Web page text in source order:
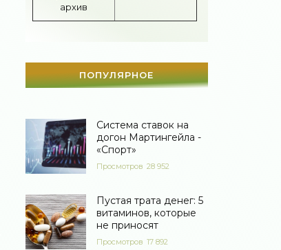
Новости звезд
Свадьба (466)
Сонник (3381)
Увлечения
Мир женщины
архив
ПОПУЛЯРНОЕ
Система ставок на
догон Мартингейла -
«Спорт»
Просмотров 28 952
Пустая трата денег: 5
витаминов, которые
не приносят
Просмотров 17 892